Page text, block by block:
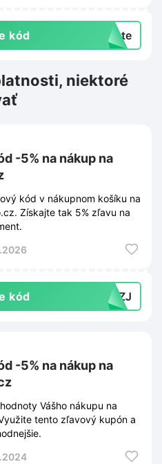
kód exte
niektoré
-5% na nákup na
kód v nákupnom košíku na
Získajte tak 5% zľavu na
kód XHZJ
-5% na nákup na
Vášho nákupu na
tento zľavový kupón a